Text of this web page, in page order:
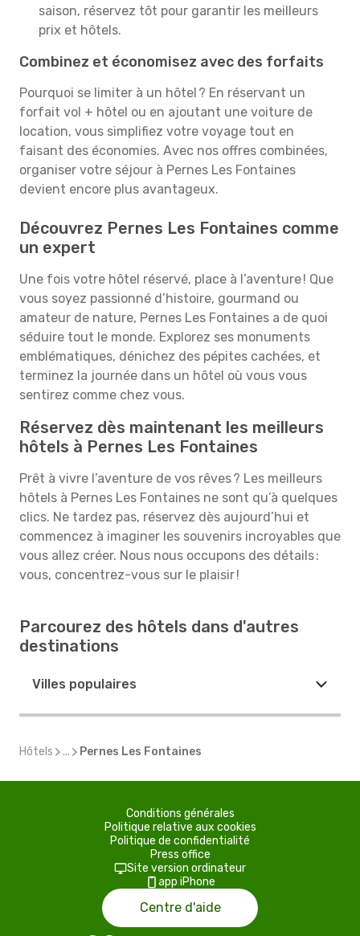
saison, réservez tôt pour garantir les meilleurs
prix et hôtels.
Combinez et économisez avec des forfaits
Pourquoi se limiter à un hôtel ? En réservant un
forfait vol + hôtel ou en ajoutant une voiture de
location, vous simplifiez votre voyage tout en
faisant des économies. Avec nos offres combinées,
organiser votre séjour à Pernes Les Fontaines
devient encore plus avantageux.
Découvrez Pernes Les Fontaines comme
un expert
Une fois votre hôtel réservé, place à l’aventure ! Que
vous soyez passionné d’histoire, gourmand ou
amateur de nature, Pernes Les Fontaines a de quoi
séduire tout le monde. Explorez ses monuments
emblématiques, dénichez des pépites cachées, et
terminez la journée dans un hôtel où vous vous
sentirez comme chez vous.
Réservez dès maintenant les meilleurs
hôtels à Pernes Les Fontaines
Prêt à vivre l’aventure de vos rêves ? Les meilleurs
hôtels à Pernes Les Fontaines ne sont qu’à quelques
clics. Ne tardez pas, réservez dès aujourd’hui et
commencez à imaginer les souvenirs incroyables que
vous allez créer. Nous nous occupons des détails :
vous, concentrez-vous sur le plaisir !
Parcourez des hôtels dans d'autres
destinations
Villes populaires
Hôtels ... Pernes Les Fontaines
Conditions générales
Politique relative aux cookies
Politique de confidentialité
Press office
Site version ordinateur
app iPhone
Centre d'aide